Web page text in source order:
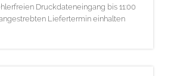
Druckdateneingang bis 11:00
Liefertermin einhalten